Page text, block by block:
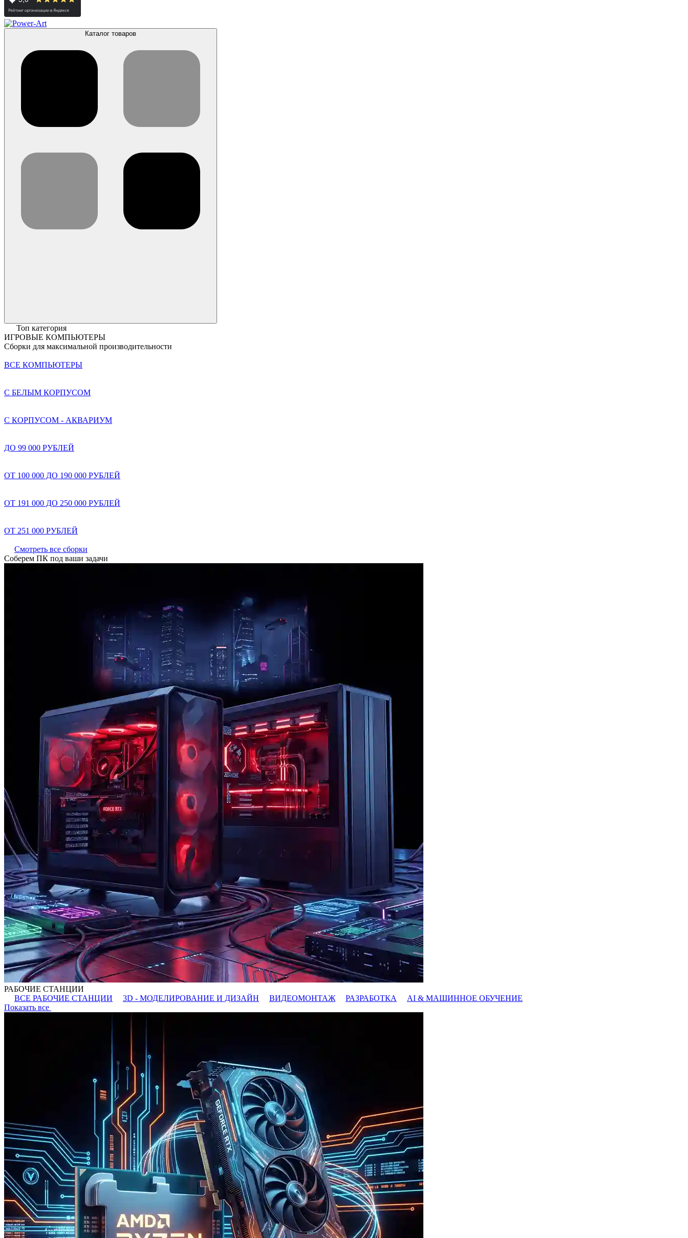
Каталог товаров
Топ категория
ИГРОВЫЕ КОМПЬЮТЕРЫ
Сборки для максимальной производительности
ВСЕ КОМПЬЮТЕРЫ
С БЕЛЫМ КОРПУСОМ
С КОРПУСОМ - АКВАРИУМ
ДО 99 000 РУБЛЕЙ
ОТ 100 000 ДО 190 000 РУБЛЕЙ
ОТ 191 000 ДО 250 000 РУБЛЕЙ
ОТ 251 000 РУБЛЕЙ
Смотреть все сборки
Соберем ПК под ваши задачи
РАБОЧИЕ СТАНЦИИ
ВСЕ РАБОЧИЕ СТАНЦИИ
3D - МОДЕЛИРОВАНИЕ И ДИЗАЙН ВИДЕОМОНТАЖ РАЗРАБОТКА
AI & МАШИННОЕ ОБУЧЕНИЕ
Показать все